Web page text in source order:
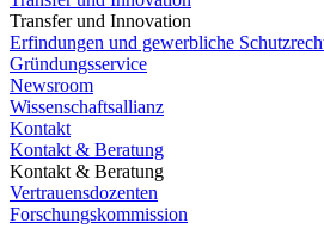
Transfer und Innovation
Erfindungen und gewerbliche
Gründungsservice
Newsroom
Wissenschaftsallianz
Kontakt
Kontakt & Beratung
Kontakt & Beratung
Vertrauensdozenten
Forschungskommission